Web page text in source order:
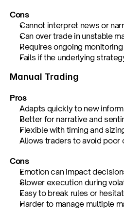
Cons
Cannot interpret news or
Can over trade in unstable
Requires ongoing
Fails if the underlying
Manual Trading
Pros
Adapts quickly to new
Better for narrative and
Flexible with timing and
Allows traders to avoid poor
Cons
Emotion can impact
Slower execution during
Easy to break rules or
Harder to manage multiple